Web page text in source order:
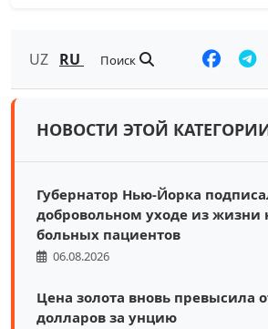
UZ RU Поиск
НОВОСТИ ЭТОЙ
Губернатор Нью-Йорка
добровольном уходе из жизни
больных пациентов
06.08.2026
Цена золота вновь превысила
долларов за унцию